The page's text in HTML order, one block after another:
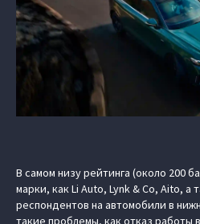
В самом низу рейтинга (около 200
марки, как Li Auto, Lynk & Co, Aito,
респондентов на автомобили в
такие проблемы, как отказ работы